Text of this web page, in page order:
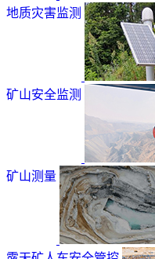
地质灾害监测
矿山安全监测
矿山测量